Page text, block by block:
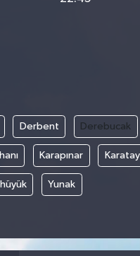
Derbent Derebucak
Karapınar Karatay
Yunak